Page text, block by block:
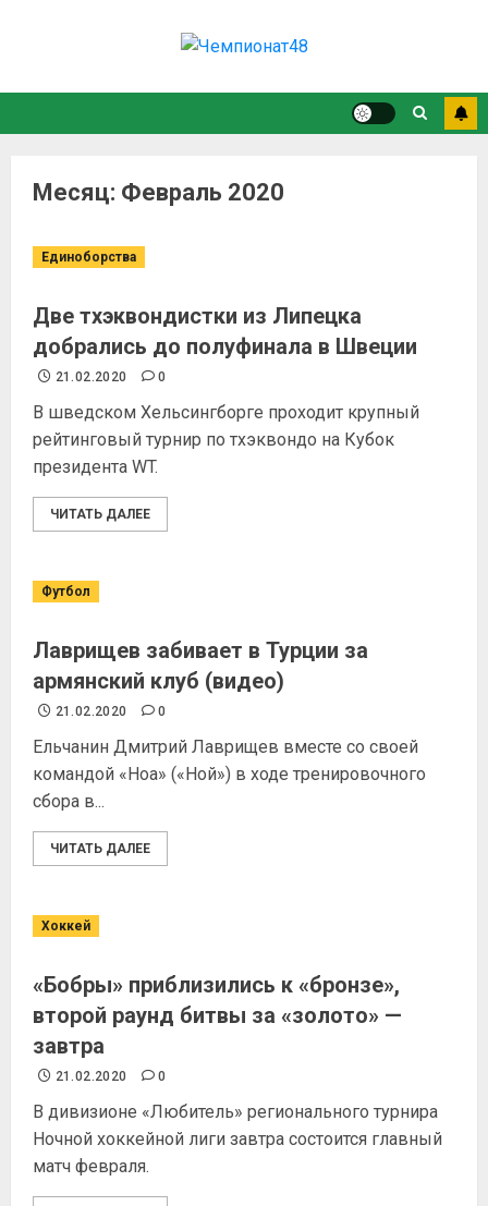
Месяц: Февраль 2020
Единоборства
Две тхэквондистки из Липецка
добрались до полуфинала в Швеции
21.02.2020 0
В шведском Хельсингборге проходит крупный
рейтинговый турнир по тхэквондо на Кубок
президента WT.
ЧИТАТЬ ДАЛЕЕ
Футбол
Лаврищев забивает в Турции за
армянский клуб (видео)
21.02.2020 0
Ельчанин Дмитрий Лаврищев вместе со своей
командой «Ноа» («Ной») в ходе тренировочного
сбора в...
ЧИТАТЬ ДАЛЕЕ
Хоккей
«Бобры» приблизились к «бронзе»,
второй раунд битвы за «золото» —
завтра
21.02.2020 0
В дивизионе «Любитель» регионального турнира
Ночной хоккейной лиги завтра состоится главный
матч февраля.